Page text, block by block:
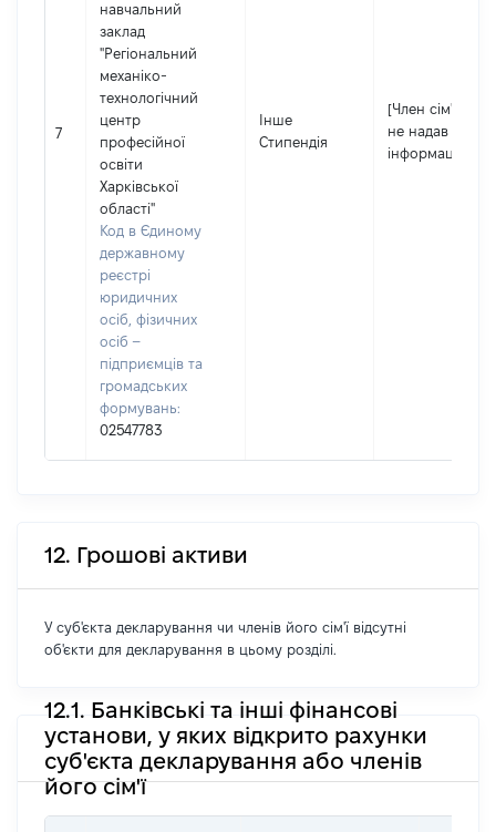
7
навчальний
заклад
"Регіональний
механіко-
технологічний
центр
професійної
освіти
Харківської
області"
Код в Єдиному
державному
реєстрі
юридичних
осіб, фізичних
осіб –
підприємців та
громадських
формувань:
02547783
Інше
Стипендія
[Член сім'ї
не надав
інформацію]
12. Грошові активи
У суб'єкта декларування чи членів його сім'ї відсутні
об'єкти для декларування в цьому розділі.
12.1. Банківські та інші фінансові
установи, у яких відкрито рахунки
суб'єкта декларування або членів
його сім'ї